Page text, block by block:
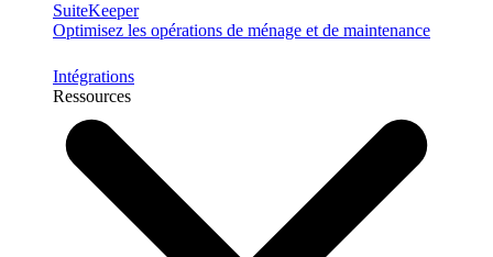
SuiteKeeper
Optimisez les opérations de ménage et de maintenance
Intégrations
Ressources